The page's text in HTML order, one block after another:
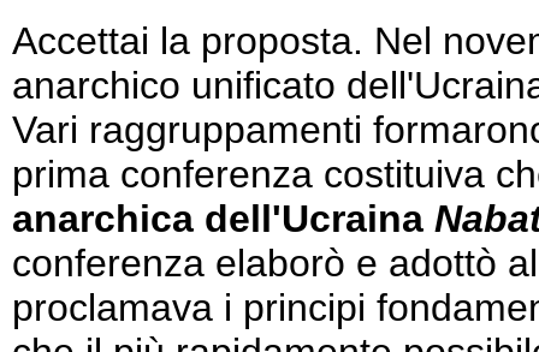
Accettai la proposta. Nel
anarchico unificato
Vari raggruppamenti
prima conferenza costituiva
anarchica dell'Ucraina
conferenza elaborò e adottò
proclamava i principi